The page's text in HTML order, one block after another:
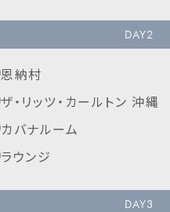
DAY2
恩納村
ザ・リッツ・カールトン 沖縄
カバナルーム
ラウンジ
DAY3